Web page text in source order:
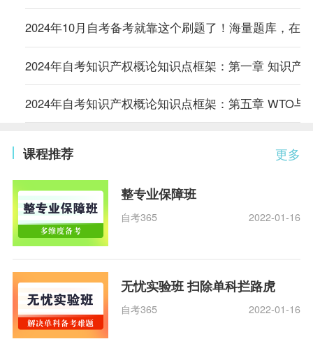
2024年10月自考备考就靠这个刷题了！海量题库，在
2024年自考知识产权概论知识点框架：第一章 知识产
2024年自考知识产权概论知识点框架：第五章 WTO与
更多
课程推荐
整专业保障班
自考365 2022-01-16
无忧实验班 扫除单科拦路虎
自考365 2022-01-16